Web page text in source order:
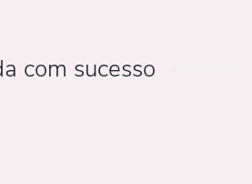
com sucesso